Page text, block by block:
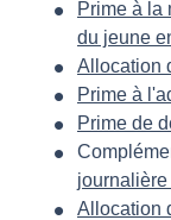
Prime à la
du jeune
Allocation
Prime à
Prime de
Allocation